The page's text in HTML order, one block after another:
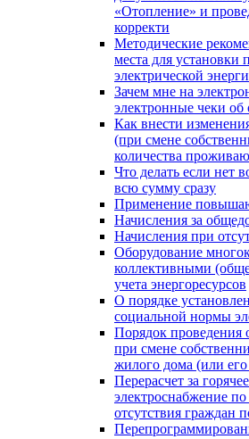
«Отопление» и
корректи
Методические
места для установки
электрической
Зачем мне на
электронные чеки об
Как внести
(при смене
количества
Что делать если нет
всю сумму сразу
Применение
Начисления за
Начисления при
Оборудование
коллективными
учета энергоресурсов
О порядке
социальной нормы
Порядок проведения
при смене
жилого дома (или
Перерасчет за
электроснабжение
отсутствия граждан